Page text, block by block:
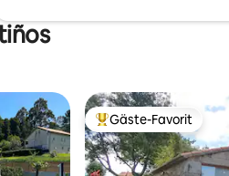
Beliebter Gäste-Favorit.
Gäste-Favorit